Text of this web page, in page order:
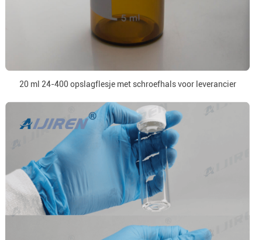
20 ml 24-400 opslagflesje met schroefhals voor leverancier